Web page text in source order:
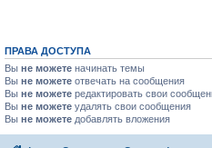
ПРАВА ДОСТУПА
Вы не можете начинать темы
Вы не можете отвечать на сообщения
Вы не можете редактировать свои
Вы не можете удалять свои сообщения
Вы не можете добавлять вложения